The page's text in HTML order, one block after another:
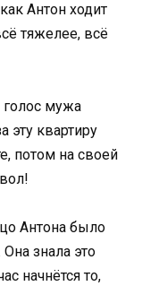
Антон ходит
тяжелее, всё
мужа
эту квартиру
потом на своей
Антона было
знала это
начнётся то,